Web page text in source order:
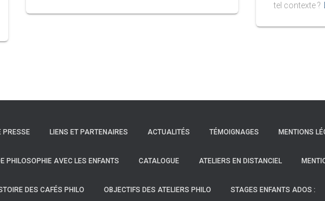
tel contexte ?
PRESSE LIENS ET PARTENAIRES ACTUALITÉS TÉMOIGNAGES MENTIONS
PHILOSOPHIE AVEC LES ENFANTS CATALOGUE ATELIERS EN DISTANCIEL
DES CAFÉS PHILO OBJECTIFS DES ATELIERS PHILO STAGES ENFANTS ADOS :